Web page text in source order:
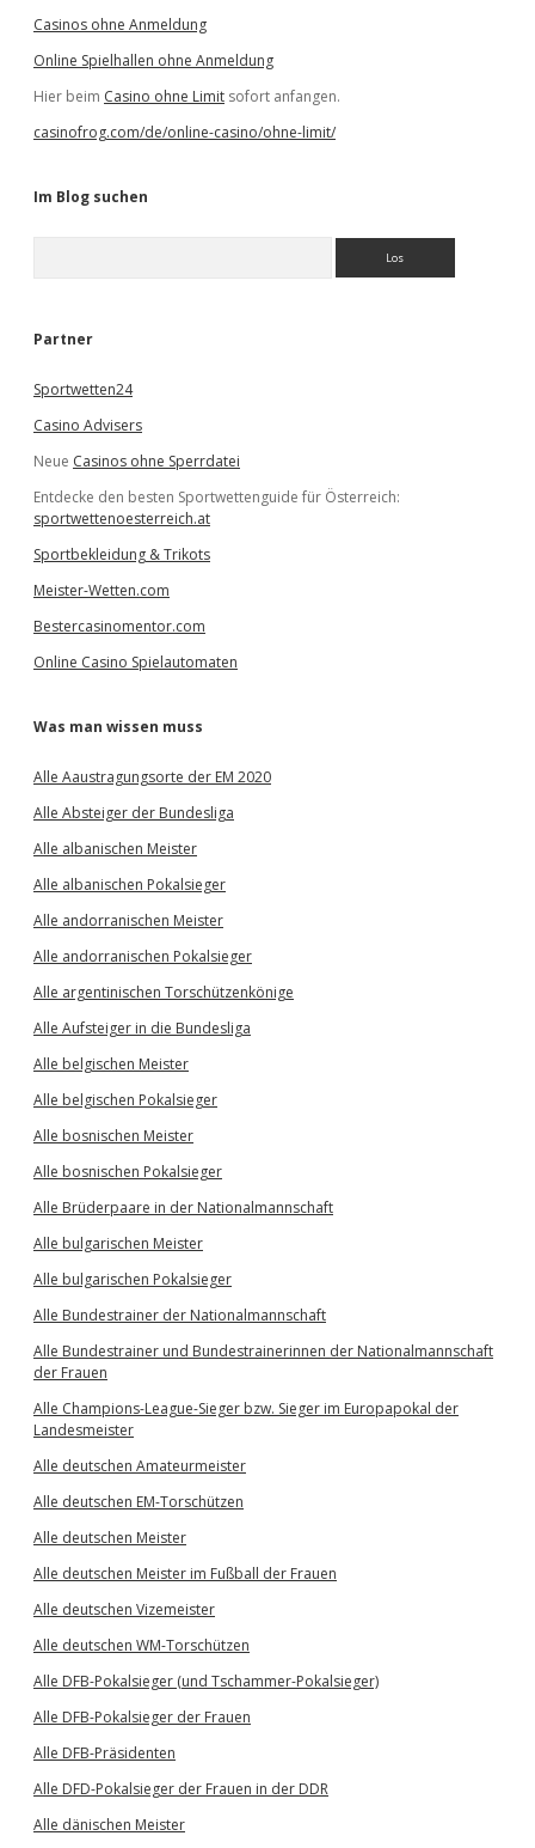
Casinos ohne Anmeldung
Online Spielhallen ohne Anmeldung
Hier beim Casino ohne Limit sofort anfangen.
casinofrog.com/de/online-casino/ohne-limit/
Im Blog suchen
e
Partner
Sportwetten24
Casino Advisers
Neue Casinos ohne Sperrdatei
Entdecke den besten Sportwettenguide für Österreich:
sportwettenoesterreich.at
Sportbekleidung & Trikots
Meister-Wetten.com
Bestercasinomentor.com
Online Casino Spielautomaten
Was man wissen muss
Alle Aaustragungsorte der EM 2020
Alle Absteiger der Bundesliga
Alle albanischen Meister
Alle albanischen Pokalsieger
Alle andorranischen Meister
Alle andorranischen Pokalsieger
Alle argentinischen Torschützenkönige
Alle Aufsteiger in die Bundesliga
Alle belgischen Meister
Alle belgischen Pokalsieger
Alle bosnischen Meister
Alle bosnischen Pokalsieger
Alle Brüderpaare in der Nationalmannschaft
Alle bulgarischen Meister
Alle bulgarischen Pokalsieger
Alle Bundestrainer der Nationalmannschaft
Alle Bundestrainer und Bundestrainerinnen der Nationalmannschaft
der Frauen
Alle Champions-League-Sieger bzw. Sieger im Europapokal der
Landesmeister
Alle deutschen Amateurmeister
Alle deutschen EM-Torschützen
Alle deutschen Meister
Alle deutschen Meister im Fußball der Frauen
Alle deutschen Vizemeister
Alle deutschen WM-Torschützen
Alle DFB-Pokalsieger (und Tschammer-Pokalsieger)
Alle DFB-Pokalsieger der Frauen
Alle DFB-Präsidenten
Alle DFD-Pokalsieger der Frauen in der DDR
Alle dänischen Meister